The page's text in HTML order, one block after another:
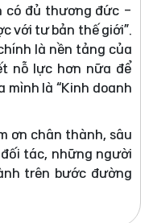
có đủ thương đức -
với tư bản thế giới”.
là nền tảng của
nỗ lực hơn nữa để
là “Kinh doanh
ơn chân thành, sâu
tác, những người
trên bước đường